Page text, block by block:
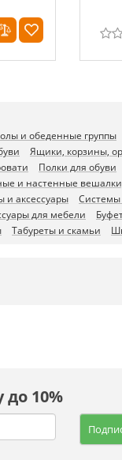
и обеденные группы
Ящики, корзины,
Полки для обуви
и настенные
и аксессуары
для мебели
Табуреты и скамьи
до 10%